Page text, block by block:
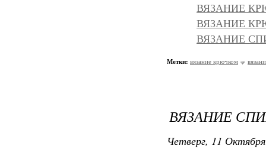
ВЯЗАНИЕ
ВЯЗАНИЕ
ВЯЗАНИЕ
Метки: вязание крючком
ВЯЗАНИЕ
Четверг, 11